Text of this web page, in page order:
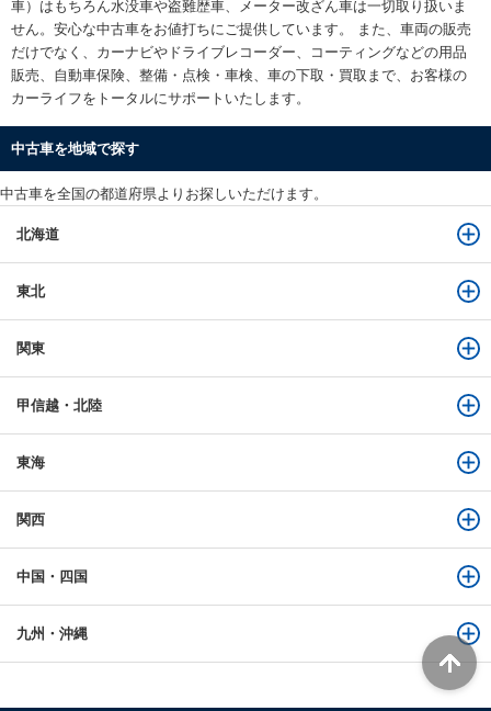
車）はもちろん水没車や盗難歴車、メーター改ざん車は一切取り扱いま
せん。安心な中古車をお値打ちにご提供しています。 また、車両の販売
だけでなく、カーナビやドライブレコーダー、コーティングなどの用品
販売、自動車保険、整備・点検・車検、車の下取・買取まで、お客様の
カーライフをトータルにサポートいたします。
中古車を地域で探す
中古車を全国の都道府県よりお探しいただけます。
北海道
東北
関東
甲信越・北陸
東海
関西
中国・四国
九州・沖縄